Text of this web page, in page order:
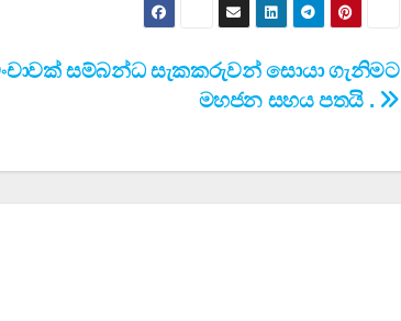
සම්බන්ධ සැකකරුවන් සොයා ගැනිමට
මහජන සහය පතයි .